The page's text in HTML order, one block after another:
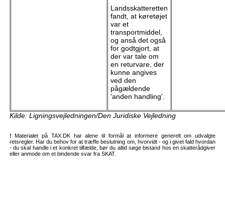
Landsskatteretten
fandt, at køretøjet
var et
transportmiddel,
og anså det også
for godtgjort, at
der var tale om
en returvare, der
kunne angives
ved den
pågældende
'anden handling'.
Kilde: Ligningsvejledningen/Den Juridiske Vejledning
! Materialet på TAX.DK har alene til formål at informere generelt om udvalgte
retsregler. Har du behov for at træffe beslutning om, hvorvidt - og i givet fald hvordan
- du skal handle i et konkret tilfælde, bør du altid søge bistand hos en skatterådgiver
eller anmode om et bindende svar fra SKAT.